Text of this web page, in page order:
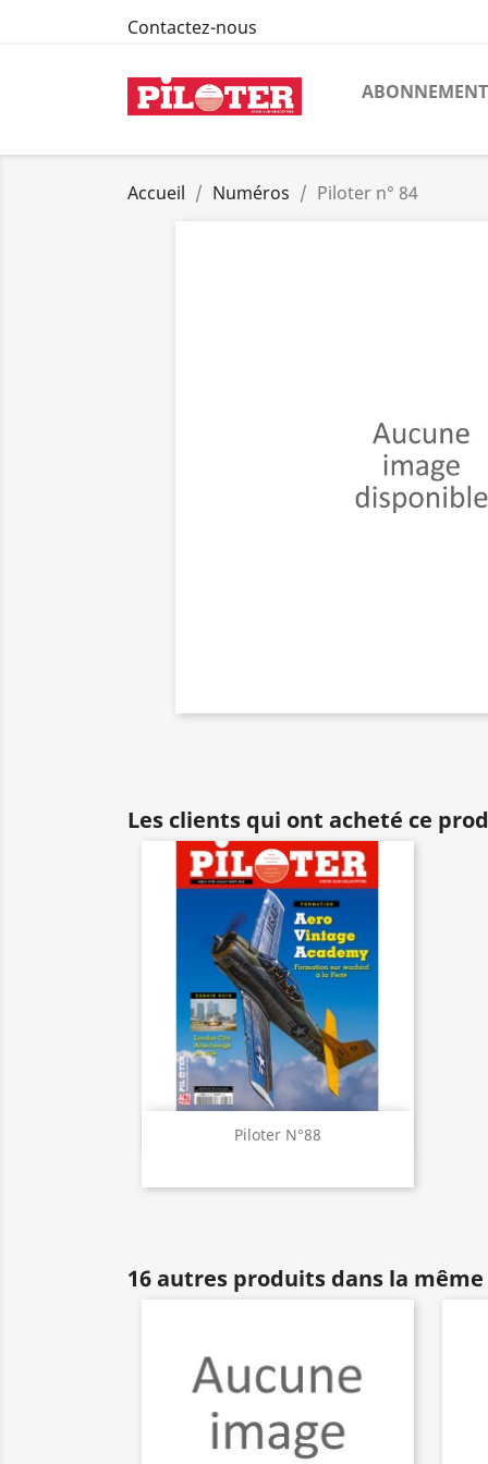
Contactez-nous
Accueil Numéros Piloter n° 84
Les clients qui ont acheté ce
Piloter N°88
Aperçu rapide
16 autres produits dans la